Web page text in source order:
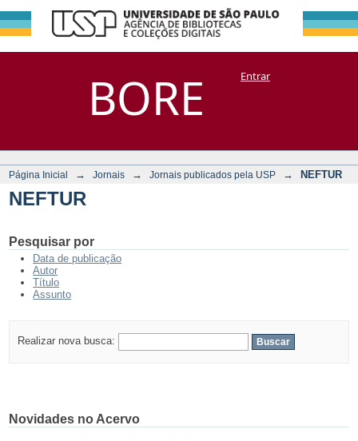
BORE
DSpace/Manakin + CoriscoEntrar
Página Inicial → Jornais → Jornais publicados pela USP → NEFTUR
NEFTUR
Pesquisar por
Data de publicação
Autor
Título
Assunto
Realizar nova busca:
Novidades no Acervo